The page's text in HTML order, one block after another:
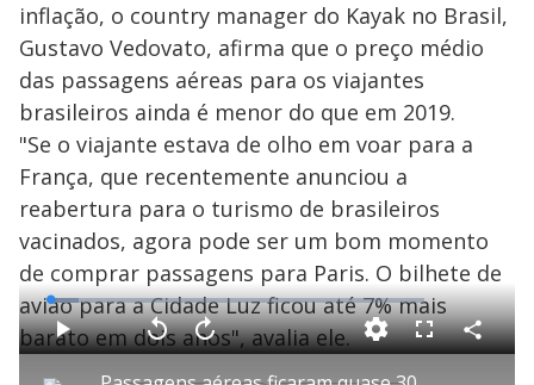
inflação, o country manager do Kayak no Brasil,
Gustavo Vedovato, afirma que o preço médio
das passagens aéreas para os viajantes
brasileiros ainda é menor do que em 2019.
"Se o viajante estava de olho em voar para a
França, que recentemente anunciou a
reabertura para o turismo de brasileiros
vacinados, agora pode ser um bom momento
de comprar passagens para Paris. O bilhete de
avião para a Cidade Luz ficou até 7% mais
barato em dois anos", avalia ele.
P V A
L
o
a
d
e F C
o